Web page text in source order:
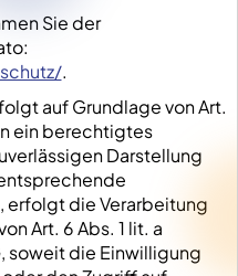
Sie der
.
auf Grundlage von Art.
ein berechtigtes
Darstellung
die Verarbeitung
Art. 6 Abs. 1 lit. a
soweit die Einwilligung